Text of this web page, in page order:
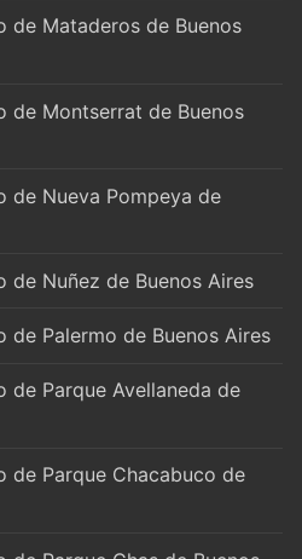
de Mataderos de Buenos
de Montserrat de Buenos
de Nueva Pompeya de
de Nuñez de Buenos Aires
de Palermo de Buenos Aires
de Parque Avellaneda de
de Parque Chacabuco de